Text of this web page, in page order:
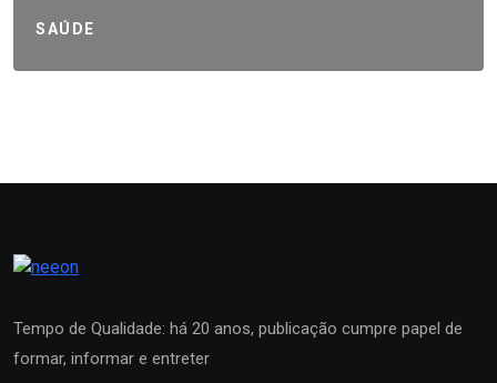
SAÚDE
Tempo de Qualidade: há 20 anos, publicação cumpre papel de
formar, informar e entreter